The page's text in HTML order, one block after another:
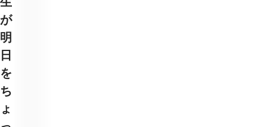
が
明
日
を
ち
ょ